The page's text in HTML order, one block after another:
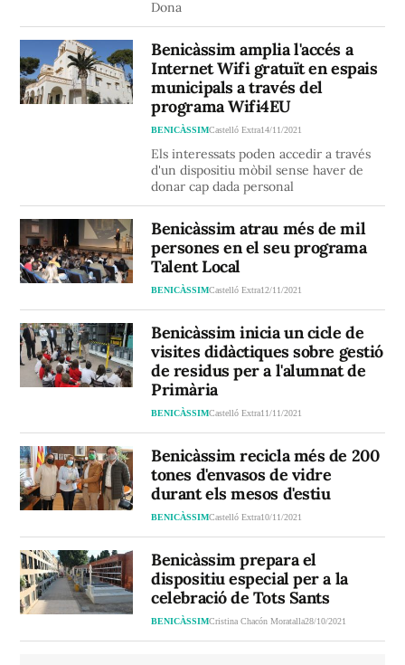
Dona
Benicàssim amplia l'accés a
Internet Wifi gratuït en espais
municipals a través del
programa Wifi4EU
BENICÀSSIMCastelló Extra14/11/2021
Els interessats poden accedir a través
d'un dispositiu mòbil sense haver de
donar cap dada personal
Benicàssim atrau més de mil
persones en el seu programa
Talent Local
BENICÀSSIMCastelló Extra12/11/2021
Benicàssim inicia un cicle de
visites didàctiques sobre gestió
de residus per a l'alumnat de
Primària
BENICÀSSIMCastelló Extra11/11/2021
Benicàssim recicla més de 200
tones d'envasos de vidre
durant els mesos d'estiu
BENICÀSSIMCastelló Extra10/11/2021
Benicàssim prepara el
dispositiu especial per a la
celebració de Tots Sants
BENICÀSSIMCristina Chacón Moratalla28/10/2021